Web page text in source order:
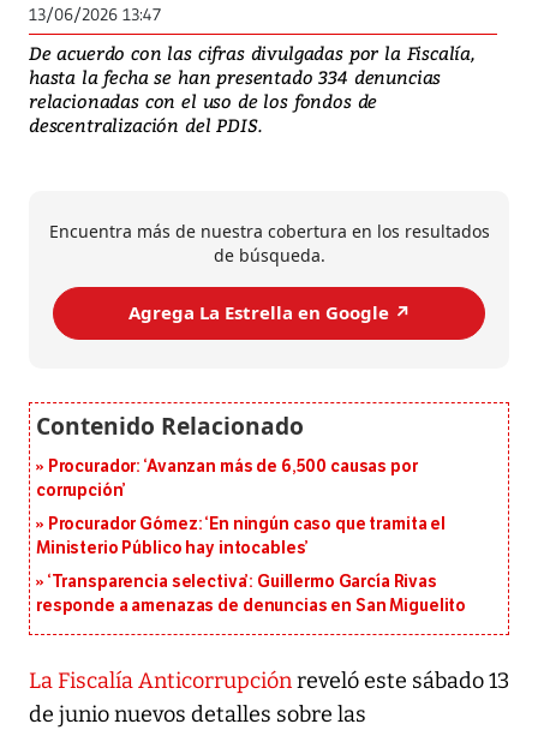
13/06/2026 13:47
De acuerdo con las cifras divulgadas por la Fiscalía,
hasta la fecha se han presentado 334 denuncias
relacionadas con el uso de los fondos de
descentralización del PDIS.
Encuentra más de nuestra cobertura en los resultados
de búsqueda.
Agrega La Estrella en Google ↗️
Procurador: ‘Avanzan más de 6,500 causas por
corrupción’
Procurador Gómez: ‘En ningún caso que tramita el
Ministerio Público hay intocables’
‘Transparencia selectiva’: Guillermo García Rivas
responde a amenazas de denuncias en San Miguelito
La Fiscalía Anticorrupciónreveló este sábado 13
de junio nuevos detalles sobre las